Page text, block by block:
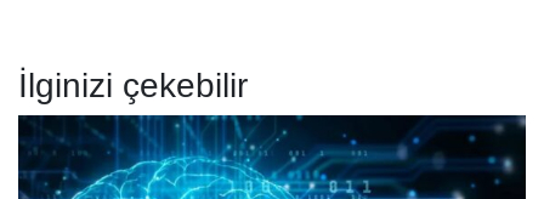
İlginizi çekebilir